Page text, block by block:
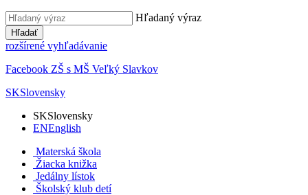
Hľadaný výraz
Hľadať
rozšírené vyhľadávanie
Facebook ZŠ s MŠ Veľký Slavkov
SKSlovensky
SKSlovensky
ENEnglish
Materská škola
Žiacka knižka
Jedálny lístok
Školský klub detí